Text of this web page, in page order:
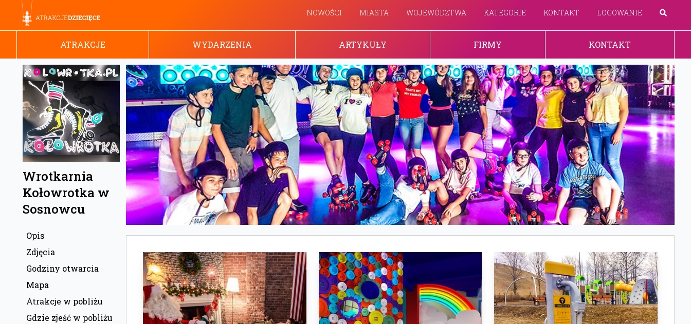
NOWOŚCI MIASTA WOJEWÓDZTWA KATEGORIE KONTAKT LOGOWANIE
ATRAKCJE WYDARZENIA ARTYKUŁY FIRMY KONTAKT
Wrotkarnia
Kołowrotka w
Sosnowcu
Opis
Zdjęcia
Godziny otwarcia
Mapa
Atrakcje w pobliżu
Gdzie zjeść w pobliżu